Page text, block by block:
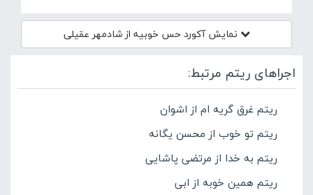
نمایش آکوردحس خوبیه از شادمهر عقیلی
اجراهای ریتم مرتبط:
ریتم غرق گریه ام از اشوان
ریتم تو خوب از محسن یگانه
ریتم به خدا از مرتضی پاشایی
ریتم همین خوبه از ابی